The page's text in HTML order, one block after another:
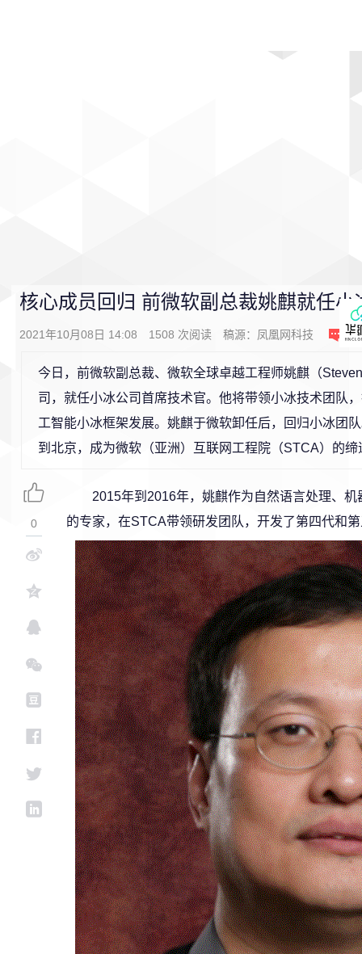
核心成员回归 前微软副总裁姚麒就任
2021年10月08日 14:08 1508 次阅读 稿源： 凤凰网科技 0
今日，前微软副总裁、微软全球卓越工程师姚麒（
司，就任小冰公司首席技术官。他将带领小冰技术团队
工智能小冰框架发展。姚麒于微软卸任后，回归小冰团
到北京，成为微软（亚洲）互联网工程院（STCA）的缔
2015年到2016年，姚麒作为自然语言处理、
的专家，在STCA带领研发团队，开发了第四代和
0